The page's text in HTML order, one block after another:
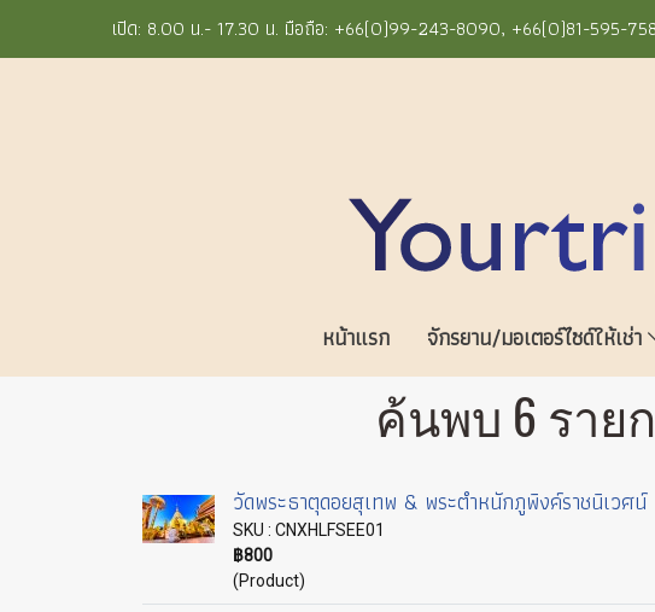
เปิด: 8.00 น.- 17.30 น. มือถือ: +66(0)99-243-8090, +66(0)81-595-
หน้าแรก จักรยาน/มอเตอร์ไซด์ให้เช่า
ค้นพบ 6 รายก
วัดพระธาตุดอยสุเทพ & พระตำหนักภูพิงค์ราชนิเวศน์
SKU : CNXHLFSEE01
฿800
(Product)